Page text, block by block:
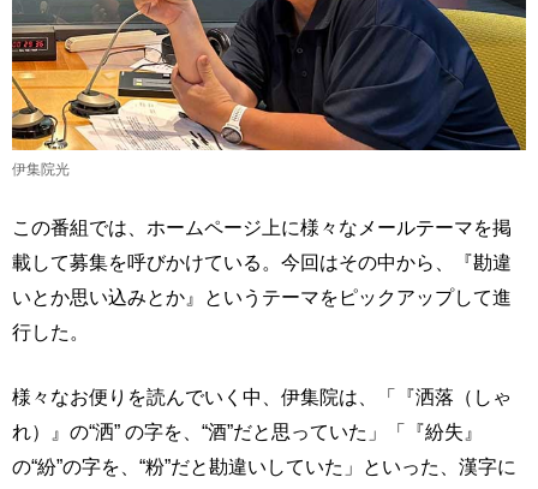
伊集院光
この番組では、ホームページ上に様々なメールテーマを掲
載して募集を呼びかけている。今回はその中から、『勘違
いとか思い込みとか』というテーマをピックアップして進
行した。
様々なお便りを読んでいく中、伊集院は、「『洒落（しゃ
れ）』の“洒” の字を、“酒”だと思っていた」「『紛失』
の“紛”の字を、“粉”だと勘違いしていた」といった、漢字に